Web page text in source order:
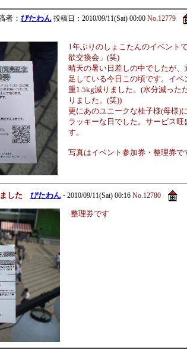
者： ぴたわん 投稿日：2010/09/11(Sat) 00:00 No.12779
1年ぶりのしょこたんのイベント
欲交換会」(笑)
晴天の暑い日差しの中でしたが、
足している今日この頃です。イベ
重1.5kg減りました。(水分減った
りました。(笑))
更にあのユニークな桂子様(母様)
ラッキーな日でした。サービス旺
す。
写真はイベント参加券・整理券で
した ぴたわん- 2010/09/11(Sat) 00:16 No.12780
整理券です